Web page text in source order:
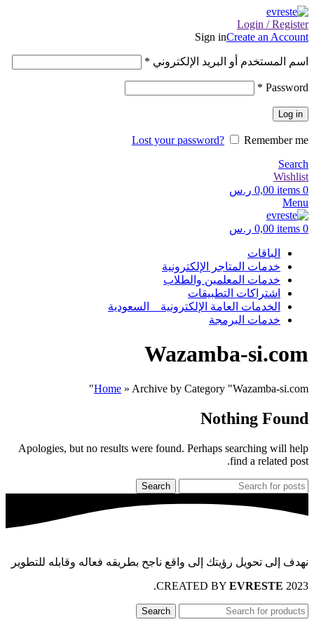
Login / Register
Sign inCreate an Account
اسم المستخدم أو البريد الإلكتروني *
Password
*
Log in
Lost your password?
Remember me
Search
Wishlist
0
items
0,00 ر.س
Menu
0
items
0,00 ر.س
الباقات
خدمات المتاجر الإلكترونية
خدمات المعلمين والطلاب
اشتراكات التطبيقات
الخدمات العامة الإلكترونية _ السعودية
خدمات البرمجة
Wazamba-si.com
Home » Archive by Category "Wazamba-si.com"
Nothing Found
Apologies, but no results were found. Perhaps searching will help
find a related post.
Search
نهدف إلى تحويل رؤيتك إلى واقع ناجح بطريقه فعاله وقابله للتطوير
2023 CREATED BY
EVRESTE
.
Search